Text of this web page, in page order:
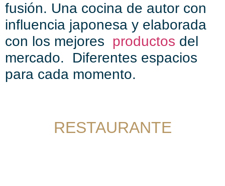
fusión. Una cocina de autor con
influencia japonesa y elaborada
con los mejores productos del
mercado. Diferentes espacios
para cada momento.
RESTAURANTE